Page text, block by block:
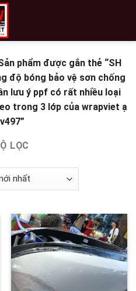
phẩm được gắn thẻ “SH
độ bóng bảo vệ sơn chống
lưu ý ppf có rất nhiều loại
trong 3 lớp của wrapviet ạ
LỌC